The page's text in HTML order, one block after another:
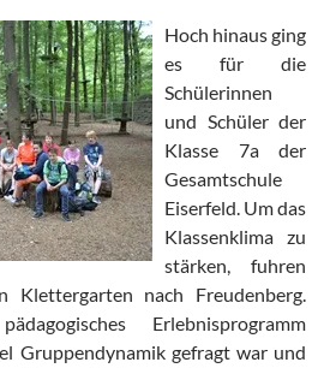
Hoch hinaus ging
es für die
Schülerinnen
und Schüler der
Klasse 7a der
Gesamtschule
Eiserfeld. Um das
Klassenklima zu
stärken, fuhren
Klettergarten nach Freudenberg.
Erlebnisprogramm
Gruppendynamik gefragt war und